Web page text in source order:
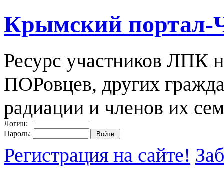
Крымский портал-
Ресурс участников ЛПК
ПОРовцев, других
радиации и членов их
Логин:
Пароль:
Регистрация на сайте!